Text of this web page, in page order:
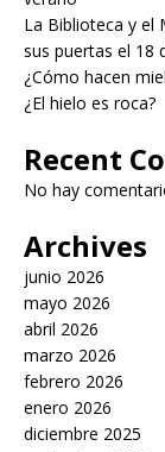
La Biblioteca y el
sus puertas el 18
¿Cómo hacen
¿El hielo es roca?
Recent
No hay
Archives
junio 2026
mayo 2026
abril 2026
marzo 2026
febrero 2026
enero 2026
diciembre 2025